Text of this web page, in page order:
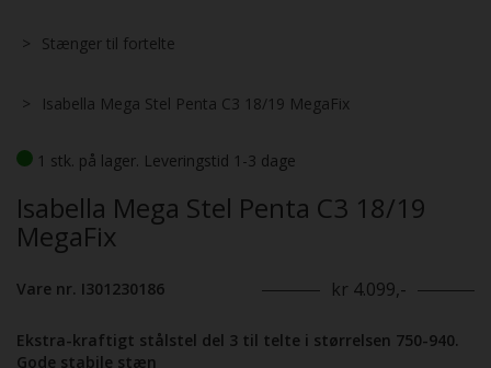
Stænger til fortelte
Isabella Mega Stel Penta C3 18/19 MegaFix
1 stk. på lager. Leveringstid 1-3 dage
Isabella Mega Stel Penta C3 18/19
MegaFix
Vare nr. I301230186 kr 4.099,-
Ekstra-kraftigt stålstel del 3 til telte i størrelsen 750-940.
Gode stabile stæn